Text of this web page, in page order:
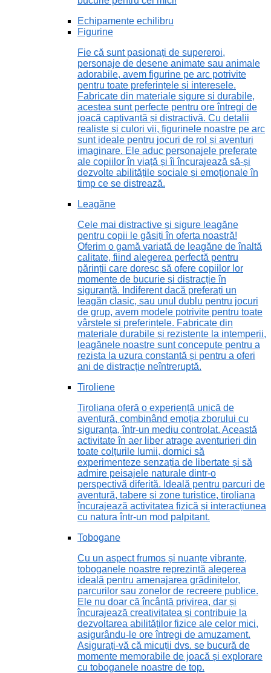
Echipamente echilibru
Figurine
Fie că sunt pasionați de supereroi,
personaje de desene animate sau animale
adorabile, avem figurine pe arc potrivite
pentru toate preferințele și interesele.
Fabricate din materiale sigure și durabile,
acestea sunt perfecte pentru ore întregi de
joacă captivantă și distractivă. Cu detalii
realiste și culori vii, figurinele noastre pe arc
sunt ideale pentru jocuri de rol și aventuri
imaginare. Ele aduc personajele preferate
ale copiilor în viață și îi încurajează să-și
dezvolte abilitățile sociale și emoționale în
timp ce se distrează.
Leagăne
Cele mai distractive și sigure leagăne
pentru copii le găsiți în oferta noastră!
Oferim o gamă variată de leagăne de înaltă
calitate, fiind alegerea perfectă pentru
părinții care doresc să ofere copiilor lor
momente de bucurie și distracție în
siguranță. Indiferent dacă preferați un
leagăn clasic, sau unul dublu pentru jocuri
de grup, avem modele potrivite pentru toate
vârstele și preferințele. Fabricate din
materiale durabile și rezistente la intemperii,
leagănele noastre sunt concepute pentru a
rezista la uzura constantă și pentru a oferi
ani de distracție neîntreruptă.
Tiroliene
Tiroliana oferă o experiență unică de
aventură, combinând emoția zborului cu
siguranța, într-un mediu controlat. Această
activitate în aer liber atrage aventurieri din
toate colțurile lumii, dornici să
experimenteze senzația de libertate și să
admire peisajele naturale dintr-o
perspectivă diferită. Ideală pentru parcuri de
aventură, tabere și zone turistice, tiroliana
încurajează activitatea fizică și interacțiunea
cu natura într-un mod palpitant.
Tobogane
Cu un aspect frumos și nuanțe vibrante,
toboganele noastre reprezintă alegerea
ideală pentru amenajarea grădinițelor,
parcurilor sau zonelor de recreere publice.
Ele nu doar că încântă privirea, dar și
încurajează creativitatea și contribuie la
dezvoltarea abilităților fizice ale celor mici,
asigurându-le ore întregi de amuzament.
Asigurați-vă că micuții dvs. se bucură de
momente memorabile de joacă și explorare
cu toboganele noastre de top.